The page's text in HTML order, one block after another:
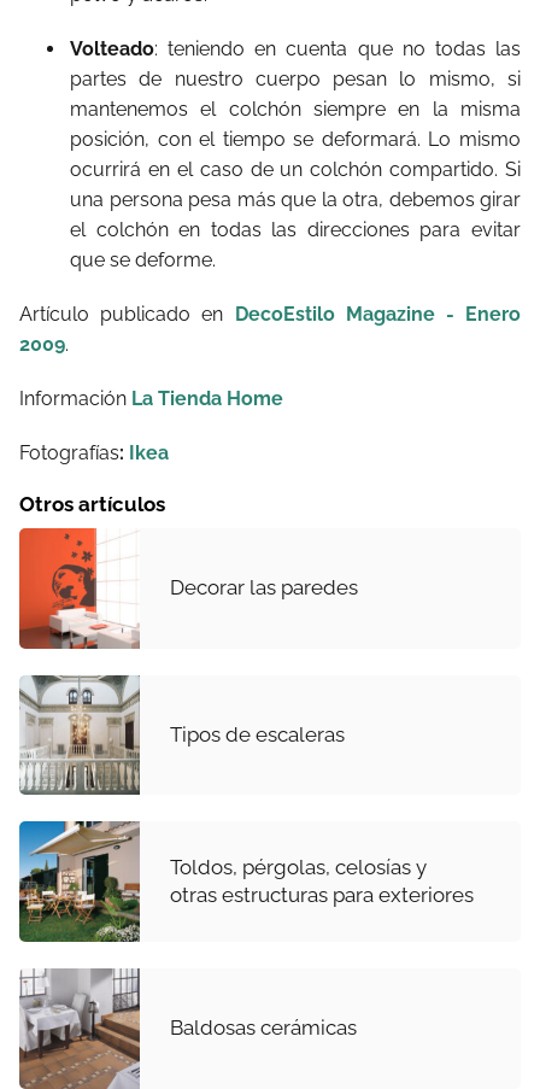
Volteado: teniendo en cuenta que no todas las
partes de nuestro cuerpo pesan lo mismo, si
mantenemos el colchón siempre en la misma
posición, con el tiempo se deformará. Lo mismo
ocurrirá en el caso de un colchón compartido. Si
una persona pesa más que la otra, debemos girar
el colchón en todas las direcciones para evitar
que se deforme.
Artículo publicado en DecoEstilo Magazine - Enero
2009.
Información La Tienda Home
Fotografías: Ikea
Otros artículos
Decorar las paredes
Tipos de escaleras
Toldos, pérgolas, celosías y
otras estructuras para exteriores
Baldosas cerámicas